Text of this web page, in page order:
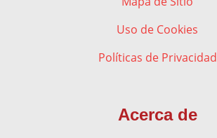
Uso de Cookies
Políticas de Privacidad
Acerca de